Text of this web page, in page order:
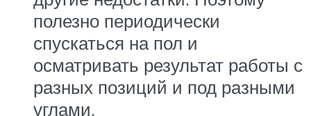
полезно периодически
спускаться на пол и
осматривать результат работы с
разных позиций и под разными
углами.